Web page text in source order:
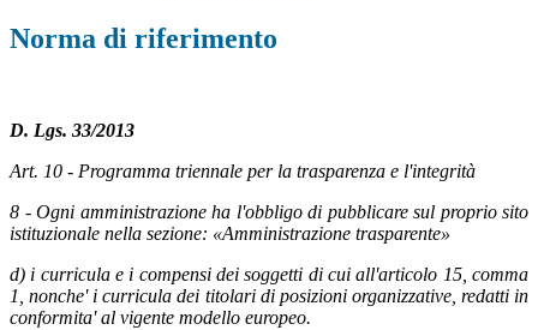
Norma di riferimento
D. Lgs. 33/2013
Art. 10 - Programma triennale per la trasparenza e l'integrità
8 - Ogni amministrazione ha l'obbligo di pubblicare sul proprio sito
istituzionale nella sezione: «Amministrazione trasparente»
d) i curricula e i compensi dei soggetti di cui all'articolo 15, comma
1, nonche' i curricula dei titolari di posizioni organizzative, redatti in
conformita' al vigente modello europeo.